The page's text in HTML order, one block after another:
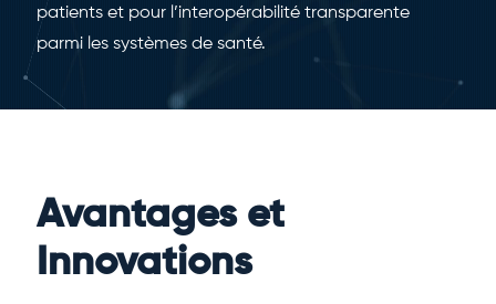
patients et pour l’interopérabilité transparente
parmi les systèmes de santé.
Avantages et
Innovations